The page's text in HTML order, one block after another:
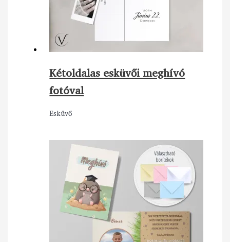
Kétoldalas esküvői meghívó
fotóval
Esküvő